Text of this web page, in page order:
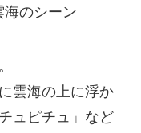
海のシーン
雲海の上に浮か
ュピチュ」など